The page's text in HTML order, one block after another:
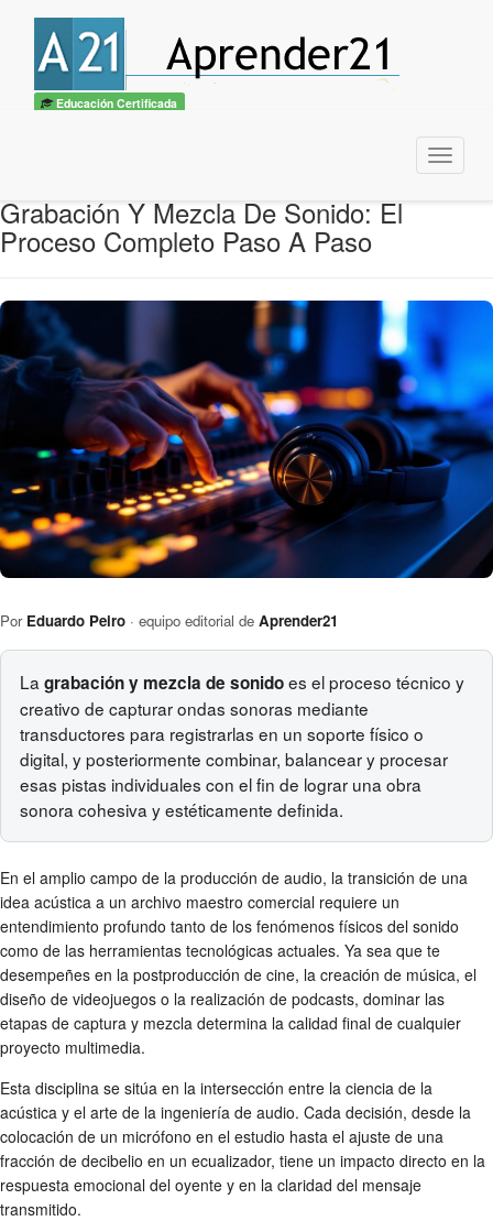
Educación Certificada
Menu
Grabación Y Mezcla De Sonido: El
Proceso Completo Paso A Paso
Por Eduardo Peiro · equipo editorial de Aprender21
La grabación y mezcla de sonidoes el proceso técnico y
creativo de capturar ondas sonoras mediante
transductores para registrarlas en un soporte físico o
digital, y posteriormente combinar, balancear y procesar
esas pistas individuales con el fin de lograr una obra
sonora cohesiva y estéticamente definida.
En el amplio campo de la producción de audio, la transición de una
idea acústica a un archivo maestro comercial requiere un
entendimiento profundo tanto de los fenómenos físicos del sonido
como de las herramientas tecnológicas actuales. Ya sea que te
desempeñes en la postproducción de cine, la creación de música, el
diseño de videojuegos o la realización de podcasts, dominar las
etapas de captura y mezcla determina la calidad final de cualquier
proyecto multimedia.
Esta disciplina se sitúa en la intersección entre la ciencia de la
acústica y el arte de la ingeniería de audio. Cada decisión, desde la
colocación de un micrófono en el estudio hasta el ajuste de una
fracción de decibelio en un ecualizador, tiene un impacto directo en la
respuesta emocional del oyente y en la claridad del mensaje
transmitido.